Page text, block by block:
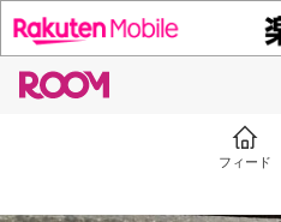
フィード